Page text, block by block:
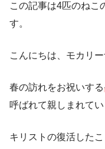
この記事は4匹のねこ
す。
こんにちは、モカリ
春の訪れをお祝いする
呼ばれて親しまれてい
キリストの復活した